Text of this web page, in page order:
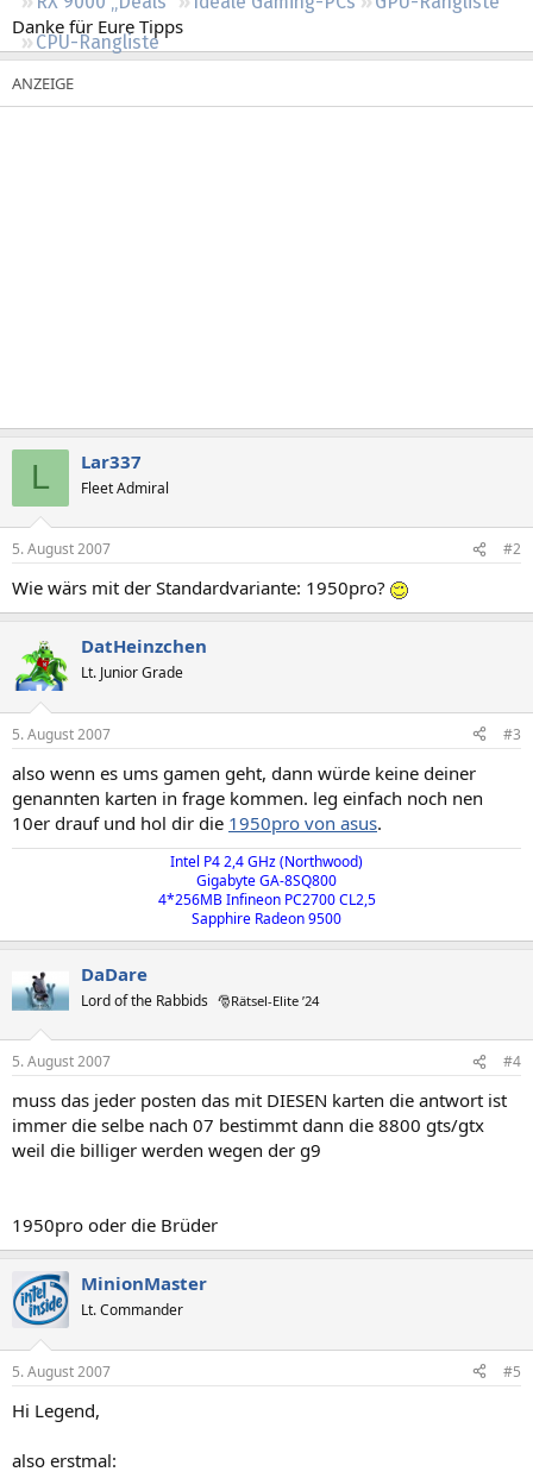
CPU-Rangliste
Danke für Eure Tipps
L Lar337
Fleet Admiral
5. August 2007 #2
Wie wärs mit der Standardvariante: 1950pro?
DatHeinzchen
Lt. Junior Grade
5. August 2007 #3
also wenn es ums gamen geht, dann würde keine deiner
genannten karten in frage kommen. leg einfach noch nen
10er drauf und hol dir die 1950pro von asus.
Intel P4 2,4 GHz (Northwood)​
Gigabyte GA-8SQ800​
4*256MB Infineon PC2700 CL2,5​
Sapphire Radeon 9500​
DaDare
Lord of the Rabbids 🎅Rätsel-Elite ’24
5. August 2007 #4
muss das jeder posten das mit DIESEN karten die antwort ist
immer die selbe nach 07 bestimmt dann die 8800 gts/gtx
weil die billiger werden wegen der g9
1950pro oder die Brüder
MinionMaster
Lt. Commander
5. August 2007 #5
Hi Legend,
also erstmal: